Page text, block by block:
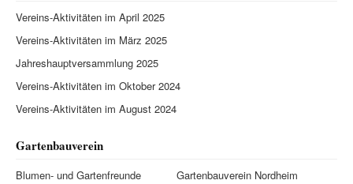
Vereins-Aktivitäten im April 2025
Vereins-Aktivitäten im März 2025
Jahreshauptversammlung 2025
Vereins-Aktivitäten im Oktober 2024
Vereins-Aktivitäten im August 2024
Gartenbauverein
Blumen- und Gartenfreunde
Gartenbauverein Nordheim